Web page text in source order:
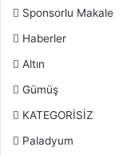
Sponsorlu Makale
Haberler
Altın
Gümüş
KATEGORİSİZ
Paladyum